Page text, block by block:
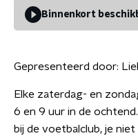
Binnenkort
Gepresenteerd door:
Elke zaterdag- en
6 en 9 uur in de
bij de voetbalclub, je